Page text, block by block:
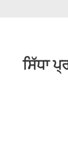
ਸਿੱਧਾ